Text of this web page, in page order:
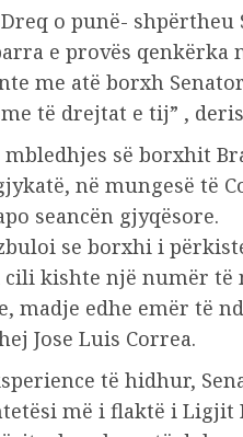
o punë- shpërtheu
e provës qenkërka
me atë borxh
me të drejtat e tij” ,
mbledhjes së borxhit
në mungesë të
seancën gjyqësore.
se borxhi i
cili kishte një numër
madje edhe emër të
Jose Luis Correa.
të hidhur,
më i flaktë i